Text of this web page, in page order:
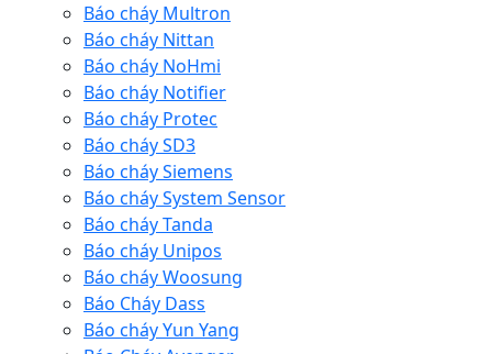
Báo cháy Multron
Báo cháy Nittan
Báo cháy NoHmi
Báo cháy Notifier
Báo cháy Protec
Báo cháy SD3
Báo cháy Siemens
Báo cháy System Sensor
Báo cháy Tanda
Báo cháy Unipos
Báo cháy Woosung
Báo Cháy Dass
Báo cháy Yun Yang